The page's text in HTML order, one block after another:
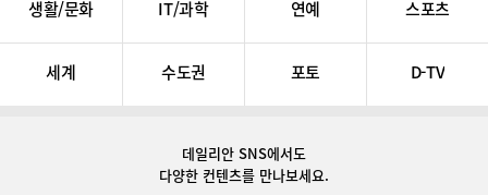
생활/문화 IT/과학 연예 스포츠
세계 수도권 포토 D-TV
데일리안 SNS에서도
다양한 컨텐츠를 만나보세요.